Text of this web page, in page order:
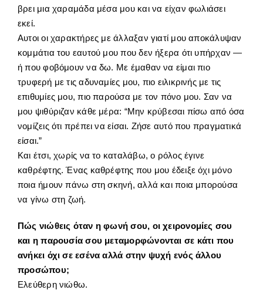
βρει μια χαραμάδα μέσα μου και να είχαν φωλιάσει
εκεί.
Αυτοι οι χαρακτήρες με άλλαξαν γιατί μου αποκάλυψαν
κομμάτια του εαυτού μου που δεν ήξερα ότι υπήρχαν —
ή που φοβόμουν να δω. Με έμαθαν να είμαι πιο
τρυφερή με τις αδυναμίες μου, πιο ειλικρινής με τις
επιθυμίες μου, πιο παρούσα με τον πόνο μου. Σαν να
μου ψιθύριζαν κάθε μέρα: “Μην κρύβεσαι πίσω από όσα
νομίζεις ότι πρέπει να είσαι. Ζήσε αυτό που πραγματικά
είσαι.”
Και έτσι, χωρίς να το καταλάβω, ο ρόλος έγινε
καθρέφτης. Ένας καθρέφτης που μου έδειξε όχι μόνο
ποια ήμουν πάνω στη σκηνή, αλλά και ποια μπορούσα
να γίνω στη ζωή.
Πώς νιώθεις όταν η φωνή σου, οι χειρονομίες σου
και η παρουσία σου μεταμορφώνονται σε κάτι που
ανήκει όχι σε εσένα αλλά στην ψυχή ενός άλλου
προσώπου;
Ελεύθερη νιώθω.